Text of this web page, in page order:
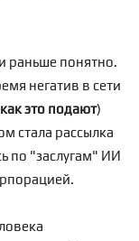
раньше понятно.
негатив в сети
как это подают)
стала рассылка
по "заслугам" ИИ